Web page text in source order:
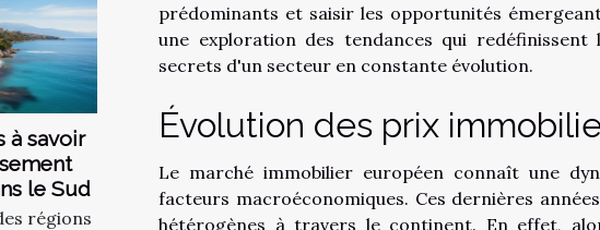
à savoir
le Sud
régions
prédominants et saisir les opportunités
une exploration des tendances qui
secrets d'un secteur en constante évolution.
Évolution des prix
Le marché immobilier européen connaît une
facteurs macroéconomiques. Ces dernières
hétérogènes à travers le continent. En effet,